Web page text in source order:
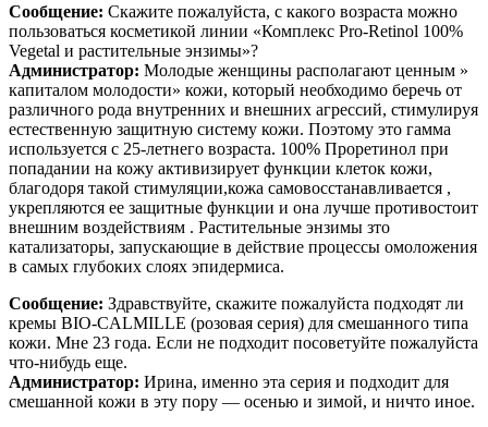
Сообщение: Скажите пожалуйста, с какого возраста можно
пользоваться косметикой линии «Комплекс Pro-Retinol 100%
Vegetal и растительные энзимы»?
Администратор: Молодые женщины располагают ценным »
капиталом молодости» кожи, который необходимо беречь от
различного рода внутренних и внешних агрессий, стимулируя
естественную защитную систему кожи. Поэтому это гамма
используется с 25-летнего возраста. 100% Проретинол при
попадании на кожу активизирует функции клеток кожи,
благодоря такой стимуляции,кожа самовосстанавливается ,
укрепляются ее защитные функции и она лучше противостоит
внешним воздействиям . Растительные энзимы зто
катализаторы, запускающие в действие процессы омоложения
в самых глубоких слоях эпидермиса.
Сообщение: Здравствуйте, скажите пожалуйста подходят ли
кремы BIO-CALMILLE (розовая серия) для смешанного типа
кожи. Мне 23 года. Если не подходит посоветуйте пожалуйста
что-нибудь еще.
Администратор: Ирина, именно эта серия и подходит для
смешанной кожи в эту пору — осенью и зимой, и ничто иное.